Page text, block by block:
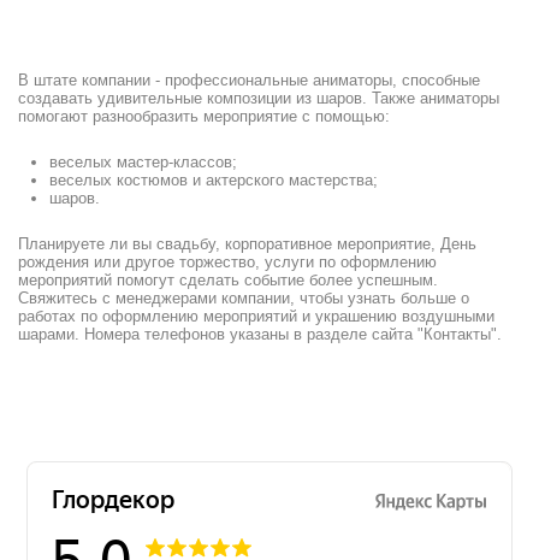
В штате компании - профессиональные аниматоры, способные
создавать удивительные композиции из шаров. Также аниматоры
помогают разнообразить мероприятие с помощью:
веселых мастер-классов;
веселых костюмов и актерского мастерства;
шаров.
Планируете ли вы свадьбу, корпоративное мероприятие, День
рождения или другое торжество, услуги по оформлению
мероприятий помогут сделать событие более успешным.
Свяжитесь с менеджерами компании, чтобы узнать больше о
работах по оформлению мероприятий и украшению воздушными
шарами. Номера телефонов указаны в разделе сайта "Контакты".